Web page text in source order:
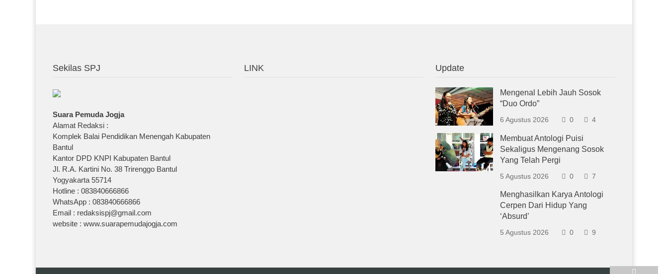
Sekilas SPJ
Suara Pemuda Jogja
Alamat Redaksi :
Komplek Balai Pendidikan Menengah Kabupaten
Bantul
Kantor DPD KNPI Kabupaten Bantul
Jl. R.A. Kartini No. 38 Trirenggo Bantul
Yogyakarta 55714
Hotline : 083840666866
WhatsApp : 083840666866
Email : redaksispj@gmail.com
website : www.suarapemudajogja.com
LINK Update
Mengenal Lebih Jauh Sosok
“Duo Ordo”
6 Agustus 2026 0 4
Membuat Antologi Puisi
Sekaligus Mengenang Sosok
Yang Telah Pergi
5 Agustus 2026 0 7
Menghasilkan Karya Antologi
Cerpen Dari Hidup Yang
‘Absurd’
5 Agustus 2026 0 9